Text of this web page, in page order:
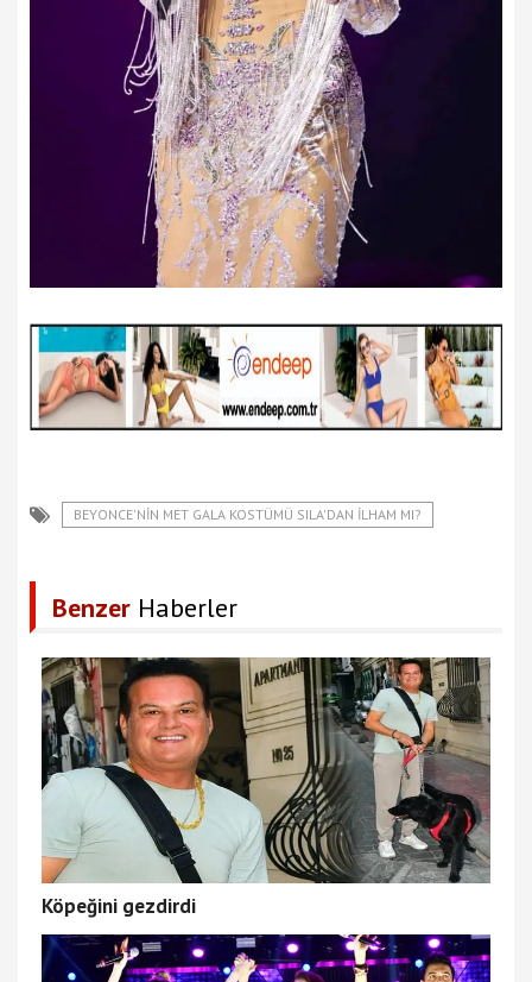
BEYONCE'NIN MET GALA KOSTÜMÜ SILA'DAN İLHAM MI?
Benzer Haberler
Köpeğini gezdirdi